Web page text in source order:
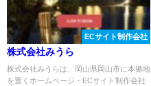
ECサイト制作会社
株式会社みうら
株式会社みうらは、岡山県岡山市に本拠地
を置くホームページ・ECサイト制作会社